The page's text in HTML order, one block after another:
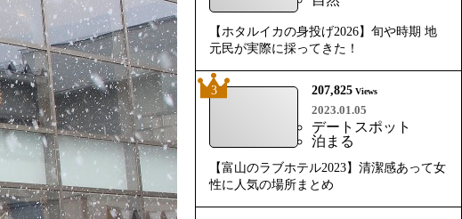
【ホタルイカの身投げ2026】旬や時期 地
元民が実際に採ってきた！
3 207,825 Views
2023.01.05
デートスポット
泊まる
【富山のラブホテル2023】清潔感あって女
性に人気の場所まとめ